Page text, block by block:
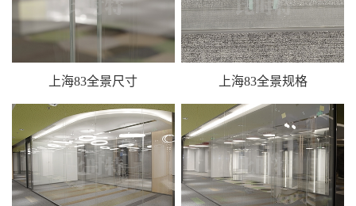
上海83全景尺寸 上海83全景规格